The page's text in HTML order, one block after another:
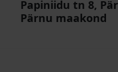
Papiniidu tn 8,
Pärnu maakond